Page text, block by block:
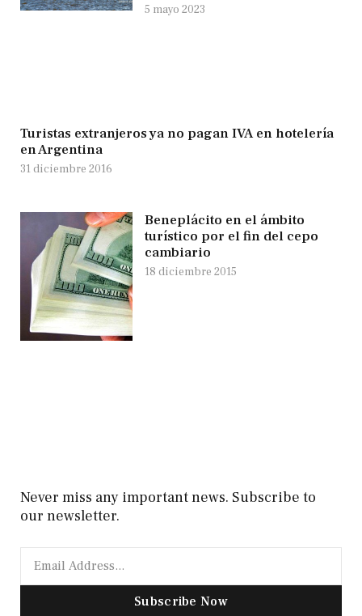
5 mayo 2023
Turistas extranjeros ya no pagan IVA en hotelería
en Argentina
31 diciembre 2016
Beneplácito en el ámbito
turístico por el fin del cepo
cambiario
18 diciembre 2015
Never miss any important news. Subscribe to
our newsletter.
Subscribe Now